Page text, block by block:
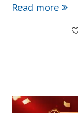
Read more